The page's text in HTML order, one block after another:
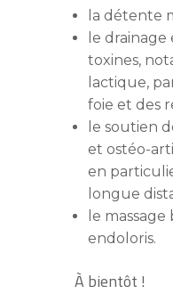
la détente
le drainage
toxines,
lactique,
foie et des
le soutien
et ostéo-
en
longue
le
endoloris.
À bientôt !